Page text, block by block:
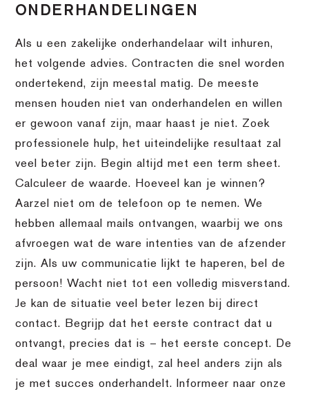
ONDERHANDELINGEN
Als u een zakelijke onderhandelaar wilt inhuren,
het volgende advies. Contracten die snel worden
ondertekend, zijn meestal matig. De meeste
mensen houden niet van onderhandelen en willen
er gewoon vanaf zijn, maar haast je niet. Zoek
professionele hulp, het uiteindelijke resultaat zal
veel beter zijn. Begin altijd met een term sheet.
Calculeer de waarde. Hoeveel kan je winnen?
Aarzel niet om de telefoon op te nemen. We
hebben allemaal mails ontvangen, waarbij we ons
afvroegen wat de ware intenties van de afzender
zijn. Als uw communicatie lijkt te haperen, bel de
persoon! Wacht niet tot een volledig misverstand.
Je kan de situatie veel beter lezen bij direct
contact. Begrijp dat het eerste contract dat u
ontvangt, precies dat is – het eerste concept. De
deal waar je mee eindigt, zal heel anders zijn als
je met succes onderhandelt. Informeer naar onze